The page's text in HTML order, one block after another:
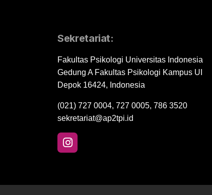
Sekretariat:
Fakultas Psikologi Universitas Indonesia
Gedung A Fakultas Psikologi Kampus UI
Depok 16424, Indonesia
(021) 727 0004, 727 0005, 786 3520
sekretariat@ap2tpi.id